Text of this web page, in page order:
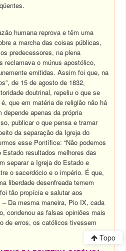
humana reprova e têm uma
a marcha das coisas públicas,
predecessores, na plena
reclamava o múnus apostólico,
emitidas. Assim foi que, na
de 15 de agosto de 1832,
doutrinal, repeliu o que se
que em matéria de religião não há
apenas da própria
publicar o que pensa e tramar
da separação da Igreja do
esse Pontífice: “Não podemos
resultados melhores das
separar a Igreja do Estado e
o sacerdócio e o império. É que,
liberdade desenfreada temem
tão propícia e salutar aos
Da mesma maneira, Pio IX, cada
condenou as falsas opiniões mais
de erros, os católicos tivessem
Topo